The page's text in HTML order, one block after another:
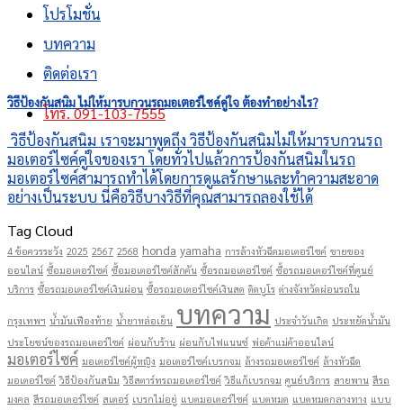
โปรโมชั่น
บทความ
ติดต่อเรา
โทร. 091-103-7555
วิธีป้องกันสนิม ไม่ให้มารบกวนรถมอเตอร์ไซค์คู่ใจ ต้องทำอย่างไร?
วิธีป้องกันสนิม เราจะมาพูดถึง วิธีป้องกันสนิมไม่ให้มารบกวนรถ
มอเตอร์ไซค์คู่ใจของเรา โดยทั่วไปแล้วการป้องกันสนิมในรถ
มอเตอร์ไซค์สามารถทำได้โดยการดูแลรักษาและทำความสะอาด
อย่างเป็นระบบ นี่คือวิธีบางวิธีที่คุณสามารถลองใช้ได้
Tag Cloud
4 ข้อควรระวัง 2025 2567 2568 honda yamaha การล้างหัวฉีดมอเตอร์ไซค์ ขายของ
ออนไลน์ ซื้อมอเตอร์ไซค์ ซื้อมอเตอร์ไซค์สักคัน ซื้อรถมอเตอร์ไซค์ ซื้อรถมอเตอร์ไซค์ที่ศูนย์
บริการ ซื้อรถมอเตอร์ไซค์เงินผ่อน ซื้อรถมอเตอร์ไซค์เงินสด ติดบูโร ต่างจังหวัดผ่อนรถใน
กรุงเทพฯ น้ำมันเฟืองท้าย น้ำยาหล่อเย็น บทความ ประจำวันเกิด ประหยัดน้ำมัน
ประโยชน์ของรถมอเตอร์ไซค์ ผ่อนกับร้าน ผ่อนกับไฟแนนซ์ พ่อค้าแม่ค้าออนไลน์
มอเตอร์ไซค์ มอเตอร์ไซค์ผู้หญิง มอเตอร์ไซค์เบรกจม ล้างรถมอเตอร์ไซค์ ล้างหัวฉีด
มอเตอร์ไซค์ วิธีป้องกันสนิม วิธีสตาร์ทรถมอเตอร์ไซค์ วิธีแก้เบรกจม ศูนย์บริการ สายพาน สีรถ
มงคล สีรถมอเตอร์ไซค์ สเตอร์ เบรกไม่อยู่ แบตมอเตอร์ไซค์ แบตหมด แบตหมดกลางทาง แบบ